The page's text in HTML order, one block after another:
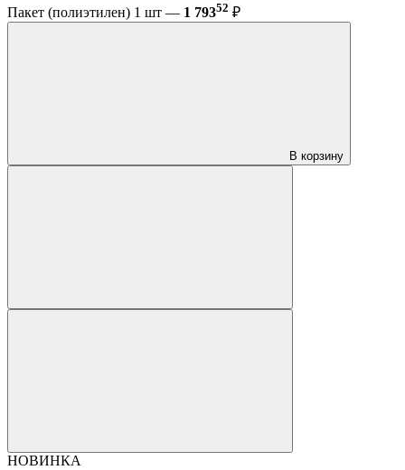
Пакет (полиэтилен) 1 шт — 1 79352 ₽
В корзину
НОВИНКА